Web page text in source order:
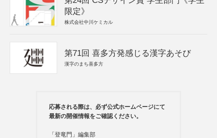
限定》
株式会社中川ケミカル
第71回 喜多方発感じる漢字あそび
漢字のまち喜多方
応募される際は、必ず公式ホームページにて
最新の開催情報をご確認ください。
「登竜門」編集部